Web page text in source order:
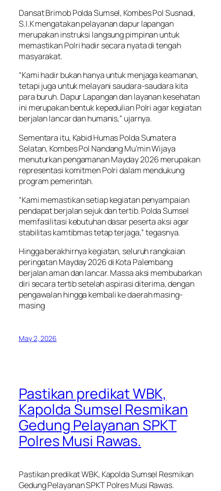
Dansat Brimob Polda Sumsel, Kombes Pol Susnadi,
S.I.K mengatakan pelayanan dapur lapangan
merupakan instruksi langsung pimpinan untuk
memastikan Polri hadir secara nyata di tengah
masyarakat.
“Kami hadir bukan hanya untuk menjaga keamanan,
tetapi juga untuk melayani saudara-saudara kita
para buruh. Dapur Lapangan dan layanan kesehatan
ini merupakan bentuk kepedulian Polri agar kegiatan
berjalan lancar dan humanis,” ujarnya.
Sementara itu, Kabid Humas Polda Sumatera
Selatan, Kombes Pol Nandang Mu’min Wijaya
menuturkan pengamanan Mayday 2026 merupakan
representasi komitmen Polri dalam mendukung
program pemerintah.
“Kami memastikan setiap kegiatan penyampaian
pendapat berjalan sejuk dan tertib. Polda Sumsel
memfasilitasi kebutuhan dasar peserta aksi agar
stabilitas kamtibmas tetap terjaga,” tegasnya.
Hingga berakhirnya kegiatan, seluruh rangkaian
peringatan Mayday 2026 di Kota Palembang
berjalan aman dan lancar. Massa aksi membubarkan
diri secara tertib setelah aspirasi diterima, dengan
pengawalan hingga kembali ke daerah masing-
masing
May 2, 2026
Pastikan predikat WBK,
Kapolda Sumsel Resmikan
Gedung Pelayanan SPKT
Polres Musi Rawas.
Pastikan predikat WBK, Kapolda Sumsel Resmikan
Gedung Pelayanan SPKT Polres Musi Rawas.